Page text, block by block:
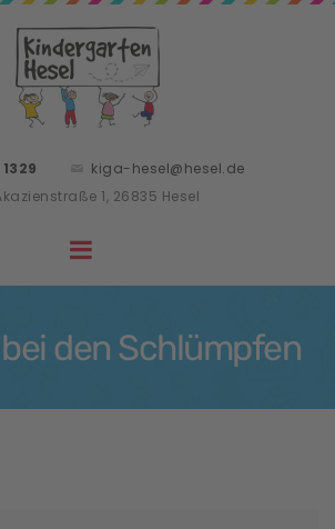
kiga-hesel@hesel.de
1, 26835 Hesel
den Schlümpfen